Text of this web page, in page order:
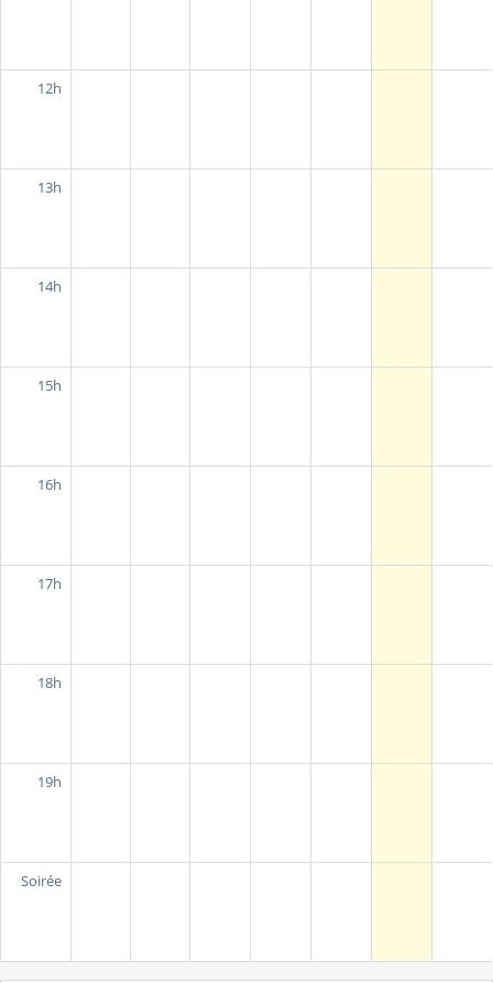
12h
13h
14h
15h
16h
17h
18h
19h
Soirée